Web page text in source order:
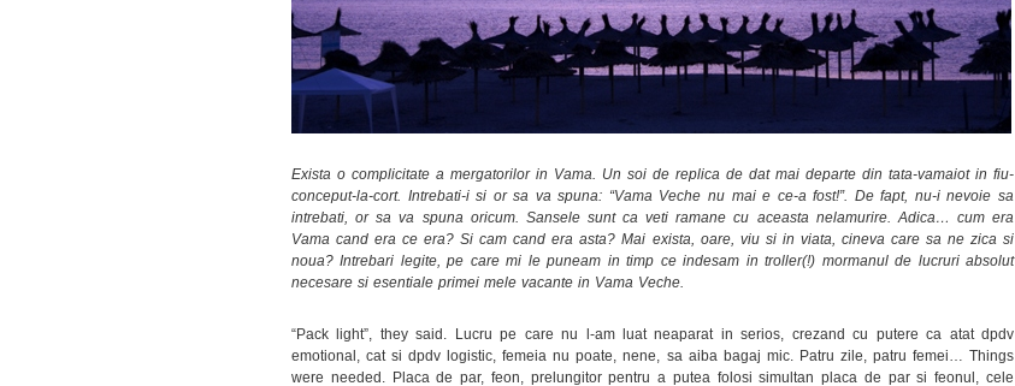
Exista o complicitate a mergatorilor in Vama. Un soi de replica de dat mai departe din tata-vamaiot in fiu-
conceput-la-cort. Intrebati-i si or sa va spuna: “Vama Veche nu mai e ce-a fost!”. De fapt, nu-i nevoie sa
intrebati, or sa va spuna oricum. Sansele sunt ca veti ramane cu aceasta nelamurire. Adica… cum era
Vama cand era ce era? Si cam cand era asta? Mai exista, oare, viu si in viata, cineva care sa ne zica si
noua? Intrebari legite, pe care mi le puneam in timp ce indesam in troller(!) mormanul de lucruri absolut
necesare si esentiale primei mele vacante in Vama Veche.
“Pack light”, they said. Lucru pe care nu l-am luat neaparat in serios, crezand cu putere ca atat dpdv
emotional, cat si dpdv logistic, femeia nu poate, nene, sa aiba bagaj mic. Patru zile, patru femei… Things
were needed. Placa de par, feon, prelungitor pentru a putea folosi simultan placa de par si feonul, cele